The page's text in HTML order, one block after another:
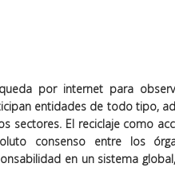
por internet para
entidades de todo tipo,
sectores. El reciclaje como
consenso entre los
en un sistema